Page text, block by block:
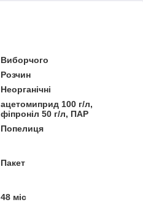
Виборчого
Розчин
Неорганічні
ацетомиприд 100 г/л,
фіпроніл 50 г/л, ПАР
Попелиця
Пакет
48 міс